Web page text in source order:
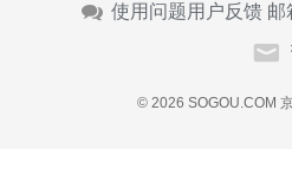
使用问题用户反馈 邮
© 2026 SOGOU.COM